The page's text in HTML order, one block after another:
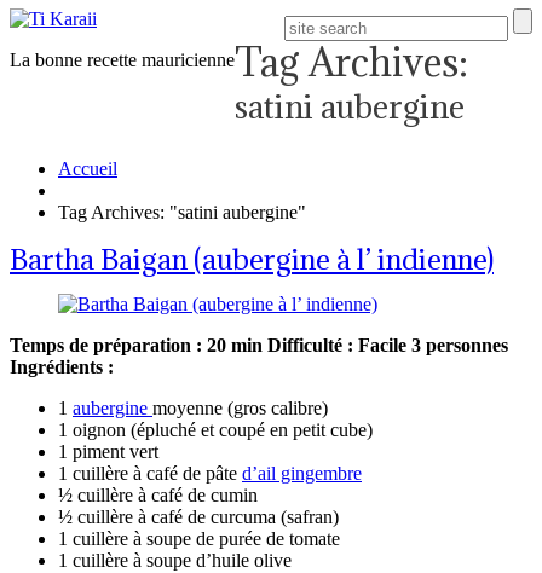
La bonne recette mauricienneTag Archives:
satini aubergine
Accueil
Tag Archives: "satini aubergine"
Bartha Baigan (aubergine à l’ indienne)
Temps de préparation : 20 min Difficulté : Facile 3 personnes
Ingrédients :
1 aubergine moyenne (gros calibre)
1 oignon (épluché et coupé en petit cube)
1 piment vert
1 cuillère à café de pâte d’ail gingembre
½ cuillère à café de cumin
½ cuillère à café de curcuma (safran)
1 cuillère à soupe de purée de tomate
1 cuillère à soupe d’huile olive